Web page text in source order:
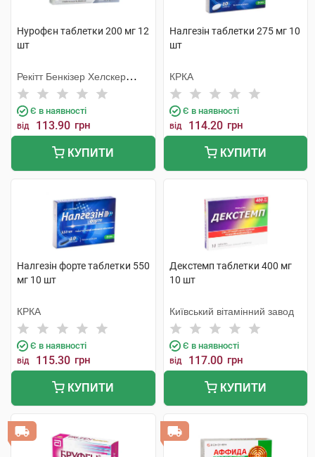
Нурофєн таблетки 200 мг 12
шт
Рекітт Бенкізер Хелскер
Інтернешнл
Є в наявності
від 113.90 грн
КУПИТИ
Налгезін таблетки 275 мг 10
шт
КРКА
Є в наявності
від 114.20 грн
КУПИТИ
Налгезін форте таблетки 550
мг 10 шт
КРКА
Є в наявності
від 115.30 грн
КУПИТИ
Декстемп таблетки 400 мг
10 шт
Київський вітамінний завод
Є в наявності
від 117.00 грн
КУПИТИ